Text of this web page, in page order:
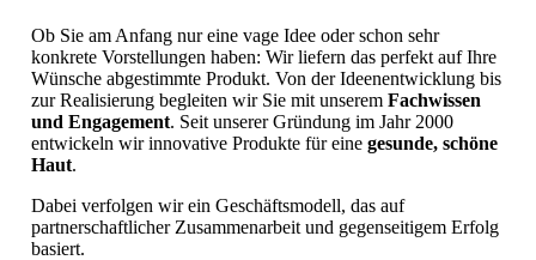
Ob Sie am Anfang nur eine vage Idee oder schon sehr
konkrete Vorstellungen haben: Wir liefern das perfekt auf Ihre
Wünsche abgestimmte Produkt. Von der Ideenentwicklung bis
zur Realisierung begleiten wir Sie mit unserem Fachwissen
und Engagement. Seit unserer Gründung im Jahr 2000
entwickeln wir innovative Produkte für eine gesunde, schöne
Haut.
Dabei verfolgen wir ein Geschäftsmodell, das auf
partnerschaftlicher Zusammenarbeit und gegenseitigem Erfolg
basiert.